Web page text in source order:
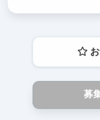
お
募